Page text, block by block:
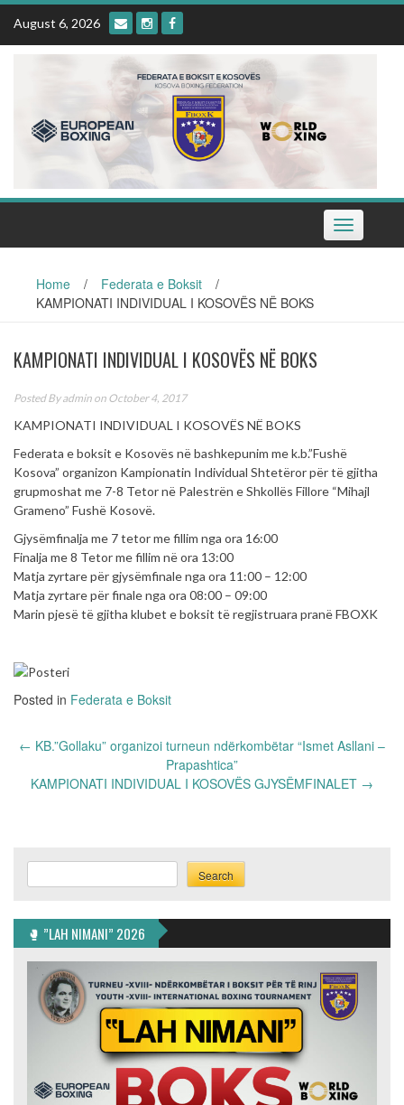
Skip
content
August 6, 2026
Toggle
navigation
Home / Federata e Boksit
/
KAMPIONATI INDIVIDUAL I KOSOVËS NË BOKS
KAMPIONATI INDIVIDUAL I KOSOVËS NË BOKS
Posted Byadmin on October 4, 2017
KAMPIONATI INDIVIDUAL I KOSOVËS NË BOKS
Federata e boksit e Kosovës në bashkepunim me k.b.”Fushë
Kosova” organizon Kampionatin Individual Shtetëror për të gjitha
grupmoshat me 7-8 Tetor në Palestrën e Shkollës Fillore “Mihajl
Grameno” Fushë Kosovë.
Gjysëmfinalja me 7 tetor me fillim nga ora 16:00
Finalja me 8 Tetor me fillim në ora 13:00
Matja zyrtare për gjysëmfinale nga ora 11:00 – 12:00
Matja zyrtare për finale nga ora 08:00 – 09:00
Marin pjesë të gjitha klubet e boksit të regjistruara pranë FBOXK
Posted in Federata e Boksit
Post
← KB.”Gollaku” organizoi turneun ndërkombëtar “Ismet Asllani –
Prapashtica”
KAMPIONATI INDIVIDUAL I KOSOVËS GJYSËMFINALET →
Search
🥊 ”LAH NIMANI” 2026